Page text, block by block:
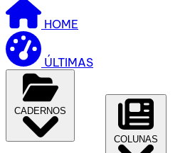
HOME
ÚLTIMAS
CADERNOS
COLUNAS